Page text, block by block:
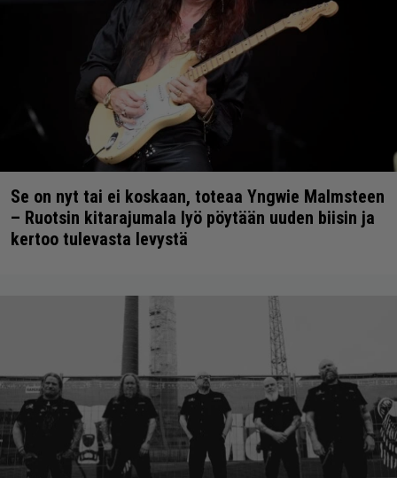
Se on nyt tai ei koskaan, toteaa Yngwie Malmsteen
– Ruotsin kitarajumala lyö pöytään uuden biisin ja
kertoo tulevasta levystä